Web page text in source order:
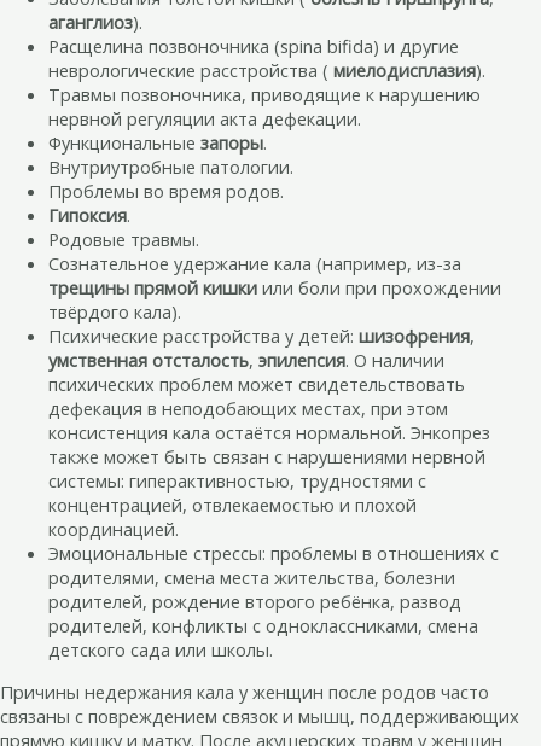
аганглиоз).
Расщелина позвоночника (spina bifida) и другие
неврологические расстройства ( миелодисплазия).
Травмы позвоночника, приводящие к нарушению
нервной регуляции акта дефекации.
Функциональные запоры.
Внутриутробные патологии.
Проблемы во время родов.
Гипоксия.
Родовые травмы.
Сознательное удержание кала (например, из-за
трещины прямой кишки или боли при прохождении
твёрдого кала).
Психические расстройства у детей: шизофрения,
умственная отсталость, эпилепсия. О наличии
психических проблем может свидетельствовать
дефекация в неподобающих местах, при этом
консистенция кала остаётся нормальной. Энкопрез
также может быть связан с нарушениями нервной
системы: гиперактивностью, трудностями с
концентрацией, отвлекаемостью и плохой
координацией.
Эмоциональные стрессы: проблемы в отношениях с
родителями, смена места жительства, болезни
родителей, рождение второго ребёнка, развод
родителей, конфликты с одноклассниками, смена
детского сада или школы.
Причины недержания кала у женщин после родов часто
связаны с повреждением связок и мышц, поддерживающих
прямую кишку и матку. После акушерских травм у женщин